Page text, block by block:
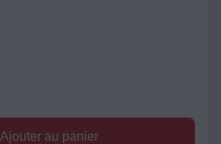
Ajouter au panier